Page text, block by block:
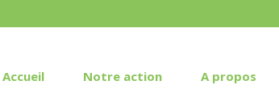
Accueil Notre action A propos